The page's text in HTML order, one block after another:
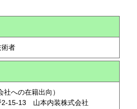
術者
への在籍出向）
2-15-13 山本内装株式会社